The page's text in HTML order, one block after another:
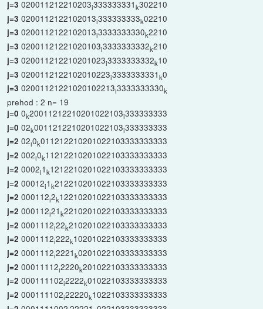
j=3 020011212210203i333333331k302210
j=3 0200112122102013i333333333k02210
j=3 0200112122102013i3333333330k2210
j=3 02001121221020103i3333333332k210
j=3 020011212210201023i3333333332k10
j=3 0200112122102010223i3333333331k0
j=3 02001121221020102213i3333333330k
prehod : 2 n= 19
j=0 0k20011212210201022103i333333333
j=0 02k0011212210201022103i333333333
j=2 02i0k011212210201022103333333333
j=2 002i0k11212210201022103333333333
j=2 0002i1k1212210201022103333333333
j=2 00012i1k212210201022103333333333
j=2 000112i2k12210201022103333333333
j=2 000112i21k2210201022103333333333
j=2 0001112i22k210201022103333333333
j=2 0001112i222k10201022103333333333
j=2 0001112i2221k0201022103333333333
j=2 00011112i2220k201022103333333333
j=2 000111102i2222k01022103333333333
j=2 000111102i22220k1022103333333333